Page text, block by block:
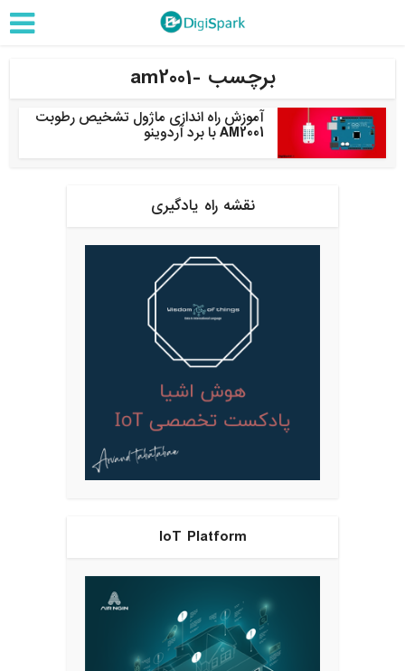
برچسب -am2001
آموزش راه اندازی ماژول تشخیص رطوبت
AM2001 با برد آردوینو
نقشه راه یادگیری
IoT Platform